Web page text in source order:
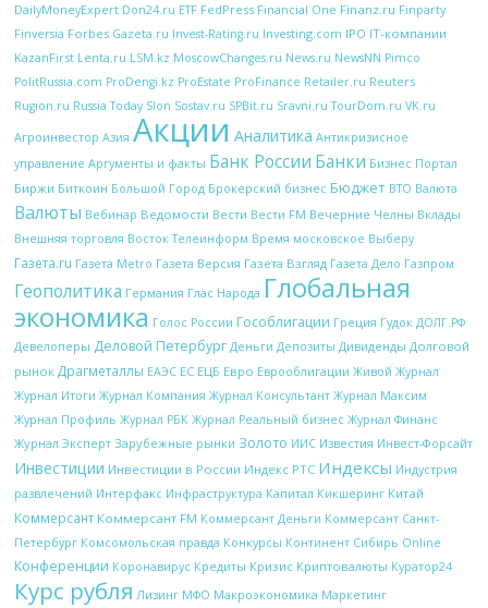
DailyMoneyExpert Don24.ru ETF FedPress Financial One Finanz.ru Finparty
Finversia Forbes Gazeta.ru Invest-Rating.ru Investing.com IPO IT-компании
KazanFirst Lenta.ru LSM.kz MoscowChanges.ru News.ru NewsNN Pimco
PolitRussia.com ProDengi.kz ProEstate ProFinance Retailer.ru Reuters
Rugion.ru Russia Today Slon Sostav.ru SPBit.ru Sravni.ru TourDom.ru VK.ru
Агроинвестор Азия Акции Аналитика Антикризисное
управление Аргументы и факты Банк России Банки Бизнес Портал
Биржи Биткоин Большой Город Брокерский бизнес Бюджет ВТО Валюта
Валюты Вебинар Ведомости Вести Вести FM Вечерние Челны Вклады
Внешняя торговля Восток Телеинформ Время московское Выберу
Газета.ru Газета Metro Газета Версия Газета Взгляд Газета Дело Газпром
Геополитика Германия Глас Народа Глобальная
экономика Голос России Гособлигации Греция Гудок ДОЛГ.РФ
Девелоперы Деловой Петербург Деньги Депозиты Дивиденды Долговой
рынок Драгметаллы ЕАЭС ЕС ЕЦБ Евро Еврооблигации Живой Журнал
Журнал Итоги Журнал Компания Журнал Консультант Журнал Максим
Журнал Профиль Журнал РБК Журнал Реальный бизнес Журнал Финанс
Журнал Эксперт Зарубежные рынки Золото ИИС Известия Инвест-Форсайт
Инвестиции Инвестиции в России Индекс РТС Индексы Индустрия
развлечений Интерфакс Инфраструктура Капитал Кикшеринг Китай
Коммерсант Коммерсант FM Коммерсант Деньги Коммерсант Санкт-
Петербург Комсомольская правда Конкурсы Континент Сибирь Online
Конференции Коронавирус Кредиты Кризис Криптовалюты Куратор24
Курс рубля Лизинг МФО Макроэкономика Маркетинг